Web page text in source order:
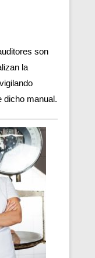
son
la
vigilando
dicho manual.